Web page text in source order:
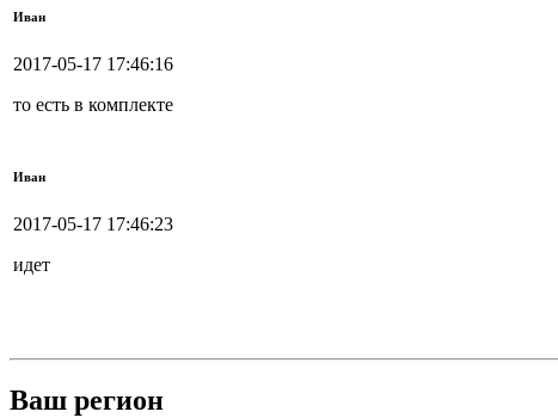
Иван
2017-05-17 17:46:16
то есть в комплекте
Иван
2017-05-17 17:46:23
идет
Ваш регион